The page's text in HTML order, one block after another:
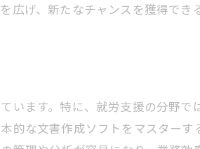
げ、新たなチャンスを獲得でき
います。特に、就労支援の分野
的な文書作成ソフトをマスター